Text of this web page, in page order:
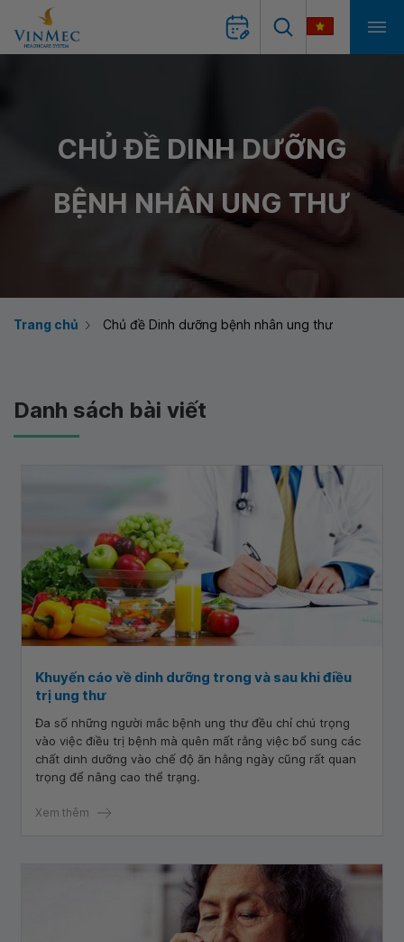
CHỦ ĐỀ DINH DƯỠNG
BỆNH NHÂN UNG THƯ
Trang chủ Chủ đề Dinh dưỡng bệnh nhân ung thư
Danh sách bài viết
Khuyến cáo về dinh dưỡng trong và sau khi điều
trị ung thư
Đa số những người mắc bệnh ung thư đều chỉ chú trọng
vào việc điều trị bệnh mà quên mất rằng việc bổ sung các
chất dinh dưỡng vào chế độ ăn hằng ngày cũng rất quan
trọng để nâng cao thể trạng.
Xem thêm